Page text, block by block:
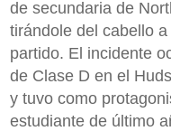
de secundaria de
tirándole del cabello
partido. El incidente
de Clase D en el
y tuvo como
estudiante de último